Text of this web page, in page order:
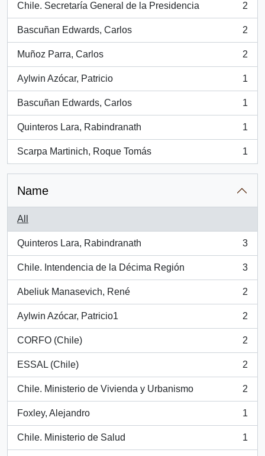
Chile. Secretaría General de la Presidencia
, 2 results
2
Bascuñan Edwards, Carlos
, 2 results
2
Muñoz Parra, Carlos
, 2 results
2
Aylwin Azócar, Patricio
, 1 results
1
Bascuñan Edwards, Carlos
, 1 results
1
Quinteros Lara, Rabindranath
, 1 results
1
Scarpa Martinich, Roque Tomás
, 1 results
1
Name
All
Quinteros Lara, Rabindranath
, 3 results
3
Chile. Intendencia de la Décima Región
, 3 results
3
Abeliuk Manasevich, René
, 2 results
2
Aylwin Azócar, Patricio1
, 2 results
2
CORFO (Chile)
, 2 results
2
ESSAL (Chile)
, 2 results
2
Chile. Ministerio de Vivienda y Urbanismo
, 2 results
2
Foxley, Alejandro
, 1 results
1
Chile. Ministerio de Salud
, 1 results
1